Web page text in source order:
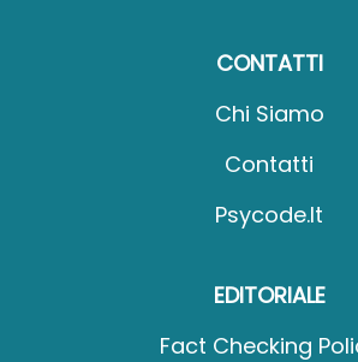
CONTATTI
Chi Siamo
Contatti
Psycode.it
EDITORIALE
Fact Checking